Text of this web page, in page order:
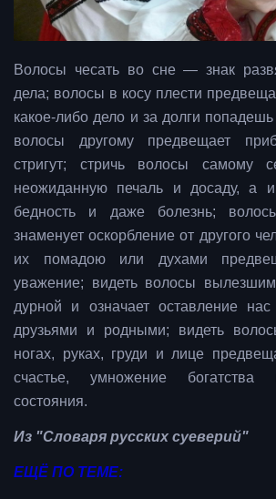
Волосы чесать во сне — знак
дела; волосы в косу плести
какое-либо дело и за долги
волосы другому предвещает
стригут; стричь волосы самому
неожиданную печаль и досаду, а
бедность и даже болезнь;
знаменует оскорбление от другого
их помадою или духами
уважение; видеть волосы
дурной и означает оставление
друзьями и родными; видеть
ногах, руках, груди и лице
счастье, умножение богатства
состояния.
Из "Словаря русских суеверий"
ЕЩЁ ПО ТЕМЕ: